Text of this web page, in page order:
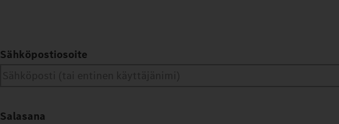
Sähköpostiosoite
Salasana